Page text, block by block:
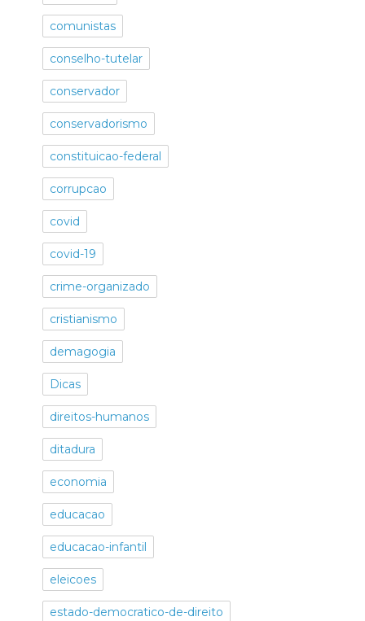
comunistas
conselho-tutelar
conservador
conservadorismo
constituicao-federal
corrupcao
covid
covid-19
crime-organizado
cristianismo
demagogia
Dicas
direitos-humanos
ditadura
economia
educacao
educacao-infantil
eleicoes
estado-democratico-de-direito